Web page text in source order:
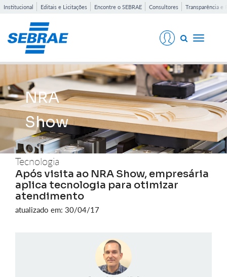
Institucional Editais e Licitações Encontre o SEBRAE Consultores Transparência e
Toggle
NRA
Show
Tecnologia
Após visita ao NRA Show, empresária
aplica tecnologia para otimizar
atendimento
atualizado em: 30/04/17